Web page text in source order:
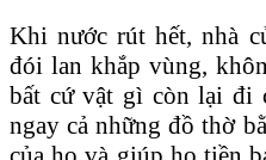
Khi nước rút hết, nhà
đói lan khắp vùng,
bất cứ vật gì còn lại đi
ngay cả những đồ thờ